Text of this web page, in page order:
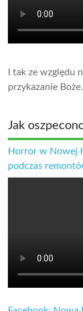
I tak ze względu
przykazanie Boże.
Jak
Horror w Nowej
podczas